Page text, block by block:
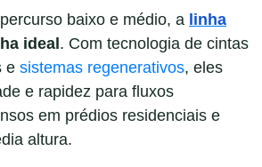
baixo e médio, a linha
ideal. Com tecnologia de cintas
e sistemas regenerativos, eles
e rapidez para fluxos
em prédios residenciais e
altura.